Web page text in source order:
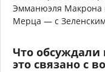
Эмманюэля Макрона
Мерца — с
Что
это связано с